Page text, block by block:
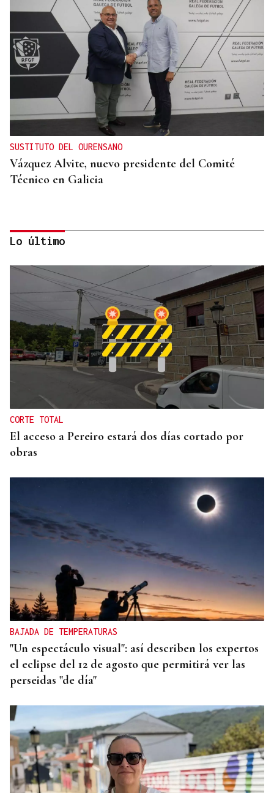
SUSTITUTO DEL OURENSANO
Vázquez Alvite, nuevo presidente del Comité
Técnico en Galicia
DALLAS MAVERICKS
Santi Aldama, jugador de la NBA, visita Ourense
Lo último
CORTE TOTAL
El acceso a Pereiro estará dos días cortado por
obras
BAJADA DE TEMPERATURAS
"Un espectáculo visual": así describen los expertos
el eclipse del 12 de agosto que permitirá ver las
perseidas "de día"